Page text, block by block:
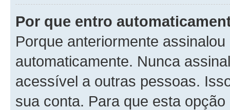
Por que entro
Porque anteriormente
automaticamente. Nunca
acessível a outras pessoas.
sua conta. Para que esta